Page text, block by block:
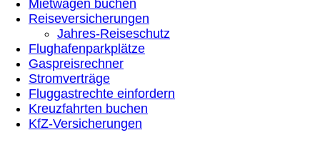
Mietwagen buchen
Reiseversicherungen
Jahres-Reiseschutz
Flughafenparkplätze
Gaspreisrechner
Stromverträge
Fluggastrechte einfordern
Kreuzfahrten buchen
KfZ-Versicherungen